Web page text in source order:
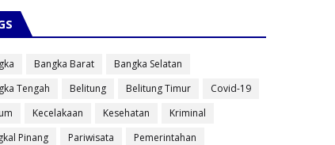
Bangka Barat
Bangka Selatan
Tengah
Belitung Belitung Timur
Covid-19
Kecelakaan Kesehatan
Kriminal
Pinang
Pariwisata
Pemerintahan